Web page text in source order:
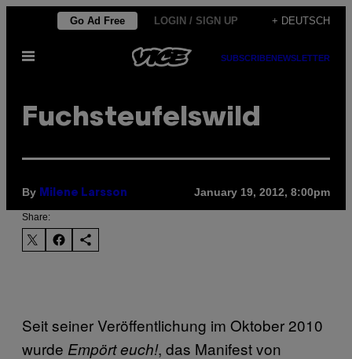
content
Go Ad Free LOGIN / SIGN UP + DEUTSCH
Open
SUBSCRIBENEWSLETTER
Fuchsteufelswild
By Milene Larsson January 19, 2012, 8:00pm
Share:
Seit seiner Veröffentlichung im Oktober 2010
wurde Empört euch!, das Manifest von